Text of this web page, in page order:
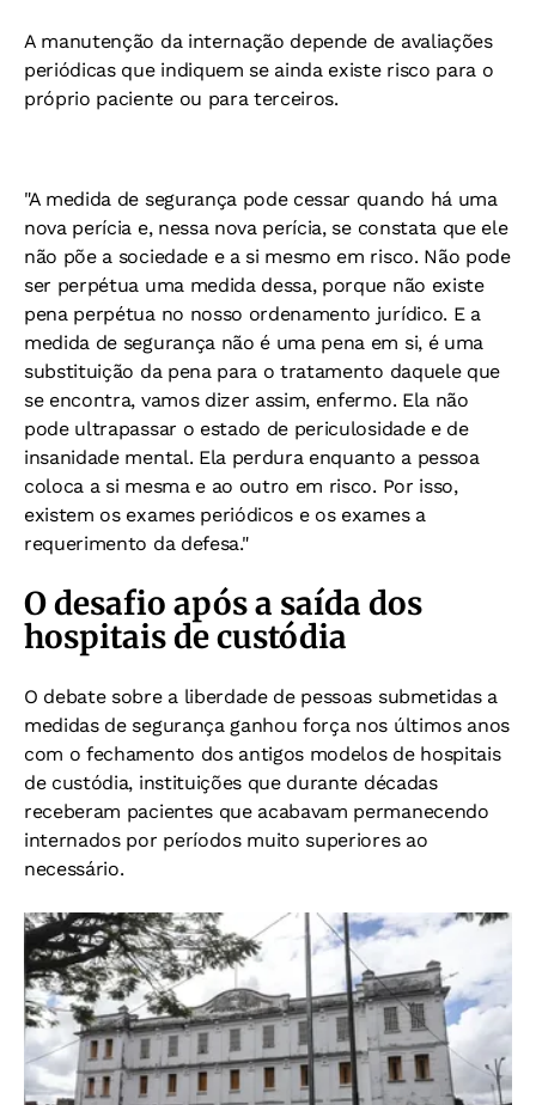
A manutenção da internação depende de avaliações
periódicas que indiquem se ainda existe risco para o
próprio paciente ou para terceiros.
"A medida de segurança pode cessar quando há uma
nova perícia e, nessa nova perícia, se constata que ele
não põe a sociedade e a si mesmo em risco. Não pode
ser perpétua uma medida dessa, porque não existe
pena perpétua no nosso ordenamento jurídico. E a
medida de segurança não é uma pena em si, é uma
substituição da pena para o tratamento daquele que
se encontra, vamos dizer assim, enfermo. Ela não
pode ultrapassar o estado de periculosidade e de
insanidade mental. Ela perdura enquanto a pessoa
coloca a si mesma e ao outro em risco. Por isso,
existem os exames periódicos e os exames a
requerimento da defesa."
O desafio após a saída dos
hospitais de custódia
O debate sobre a liberdade de pessoas submetidas a
medidas de segurança ganhou força nos últimos anos
com o fechamento dos antigos modelos de hospitais
de custódia, instituições que durante décadas
receberam pacientes que acabavam permanecendo
internados por períodos muito superiores ao
necessário.